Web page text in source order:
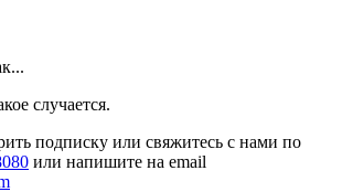
случается.
подписку или свяжитесь с нами по
или напишите на email